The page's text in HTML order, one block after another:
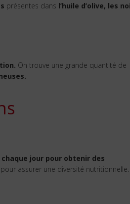
présentes dans l’huile d’olive, les
On trouve une grande quantité de
jour pour obtenir des
assurer une diversité nutritionnelle.